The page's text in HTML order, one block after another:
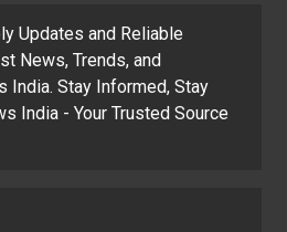
Updates and Reliable
News, Trends, and
India. Stay Informed, Stay
India - Your Trusted Source